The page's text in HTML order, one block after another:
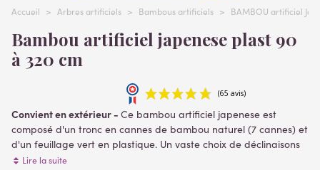
Accueil > Arbres artificiels > Bambous artificiels > BAMBOU artificiel
Bambou artificiel japenese plast 90
à 320 cm
Convient en extérieur - Ce bambou artificiel japenese est
composé d'un tronc en cannes de bambou naturel (7 cannes) et
d'un feuillage vert en plastique. Un vaste choix de déclinaisons
est proposé pour cet arbre artificiel, allant de 90 à 320 cm de
Lire la suite